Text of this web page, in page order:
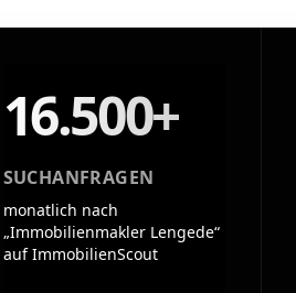
16.500+
SUCHANFRAGEN
monatlich nach
„Immobilienmakler Lengede“
auf ImmobilienScout